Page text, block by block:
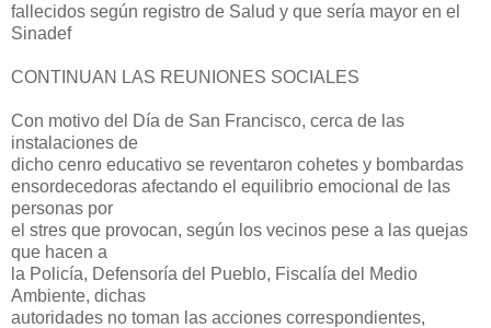
fallecidos según registro de Salud y que sería mayor en el
Sinadef
CONTINUAN LAS REUNIONES SOCIALES
Con motivo del Día de San Francisco, cerca de las
instalaciones de
dicho cenro educativo se reventaron cohetes y bombardas
ensordecedoras afectando el equilibrio emocional de las
personas por
el stres que provocan, según los vecinos pese a las quejas
que hacen a
la Policía, Defensoría del Pueblo, Fiscalía del Medio
Ambiente, dichas
autoridades no toman las acciones correspondientes,